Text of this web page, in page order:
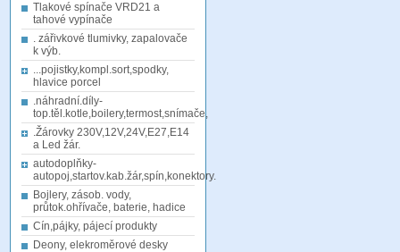
Tlakové spínače VRD21 a
tahové vypínače
. zářivkové tlumivky, zapalovače
k výb.
...pojistky,kompl.sort,spodky,
hlavice porcel
.náhradní.díly-
top.těl.kotle,boilery,termost,snímače,
.Žárovky 230V,12V,24V,E27,E14
a Led žár.
autodoplňky-
autopoj,startov.kab.žár,spín,konektory.
Bojlery, zásob. vody,
průtok.ohřívače, baterie, hadice
Cín,pájky, pájecí produkty
Deony, elekroměrové desky